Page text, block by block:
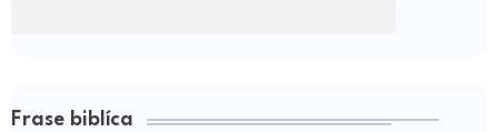
Frase biblíca